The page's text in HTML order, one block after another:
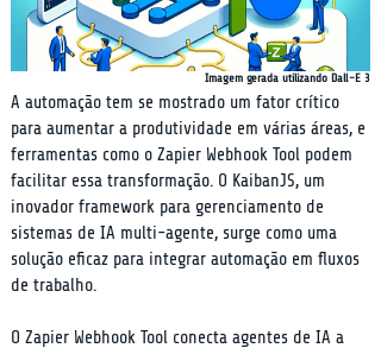
Imagem gerada utilizando Dall-E 3
A automação tem se mostrado um fator crítico
para aumentar a produtividade em várias áreas, e
ferramentas como o Zapier Webhook Tool podem
facilitar essa transformação. O KaibanJS, um
inovador framework para gerenciamento de
sistemas de IA multi-agente, surge como uma
solução eficaz para integrar automação em fluxos
de trabalho.
O Zapier Webhook Tool conecta agentes de IA a